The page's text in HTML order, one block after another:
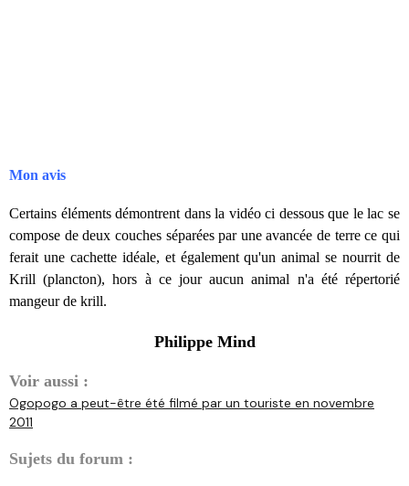
Mon avis
Certains éléments démontrent dans la vidéo ci dessous que le lac se
compose de deux couches séparées par une avancée de terre ce qui
ferait une cachette idéale, et également qu'un animal se nourrit de
Krill (plancton), hors à ce jour aucun animal n'a été répertorié
mangeur de krill.
Philippe Mind
Voir aussi :
Ogopogo a peut-être été filmé par un touriste en novembre
2011
Sujets du forum :